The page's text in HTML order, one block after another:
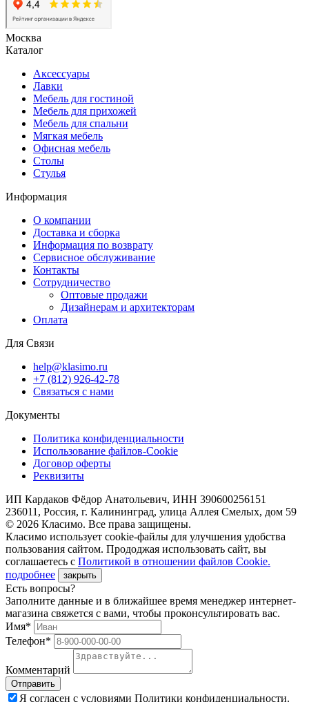
Москва
Каталог
Аксессуары
Лавки
Мебель для гостиной
Мебель для прихожей
Мебель для спальни
Мягкая мебель
Офисная мебель
Столы
Стулья
Информация
О компании
Доставка и сборка
Информация по возврату
Сервисное обслуживание
Контакты
Сотрудничество
Оптовые продажи
Дизайнерам и архитекторам
Оплата
Для Связи
help@klasimo.ru
+7 (812) 926-42-78
Связаться с нами
Документы
Политика конфиденциальности
Использование файлов-Cookie
Договор оферты
Реквизиты
ИП Кардаков Фёдор Анатольевич, ИНН 390600256151
236011, Россия, г. Калининград, улица Аллея Смелых, дом 59
© 2026 Класимо. Все права защищены.
Класимо использует cookie-файлы для улучшения удобства
пользования сайтом. Прододжая использовать сайт, вы
соглашаетесь с Политикой в отношении файлов Сookie.
подробнее
закрыть
Есть вопросы?
Заполните данные и в ближайшее время менеджер интернет-
магазина свяжется с вами, чтобы проконсультировать вас.
Имя*
Телефон*
Комментарий
Я согласен с условиями Политики конфиденциальности.